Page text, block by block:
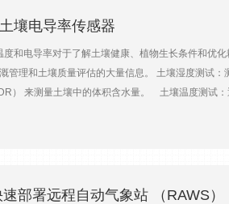
壤电导率传感器
和电导率对于了解土壤健康、植物生长条件和优
管理和土壤质量评估的大量信息。 土壤湿度测试
） 来测量土壤中的体积含水量。 土壤温度测试
和电导率传感器的数据集成可以提供对土壤状
部署远程自动气象站 （RAWS）